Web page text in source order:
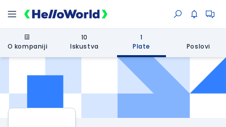
O kompaniji
10
Iskustva
1
Plate
Poslovi